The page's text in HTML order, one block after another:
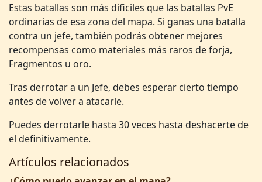
Estas batallas son más dificiles que las batallas PvE
ordinarias de esa zona del mapa. Si ganas una batalla
contra un jefe, también podrás obtener mejores
recompensas como materiales más raros de forja,
Fragmentos u oro.
Tras derrotar a un Jefe, debes esperar cierto tiempo
antes de volver a atacarle.
Puedes derrotarle hasta 30 veces hasta deshacerte de
el definitivamente.
Artículos relacionados